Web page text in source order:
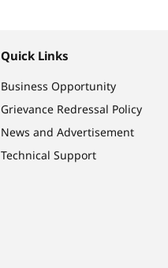
Quick Links
Business Opportunity
Grievance Redressal Policy
News and Advertisement
Technical Support